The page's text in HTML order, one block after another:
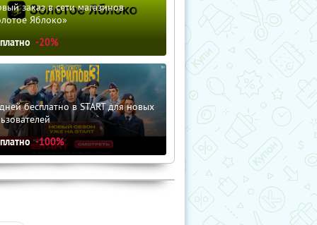
заказ в сети магазинов
Яблоко»
-20%
бесплатно в START для новых
-100%